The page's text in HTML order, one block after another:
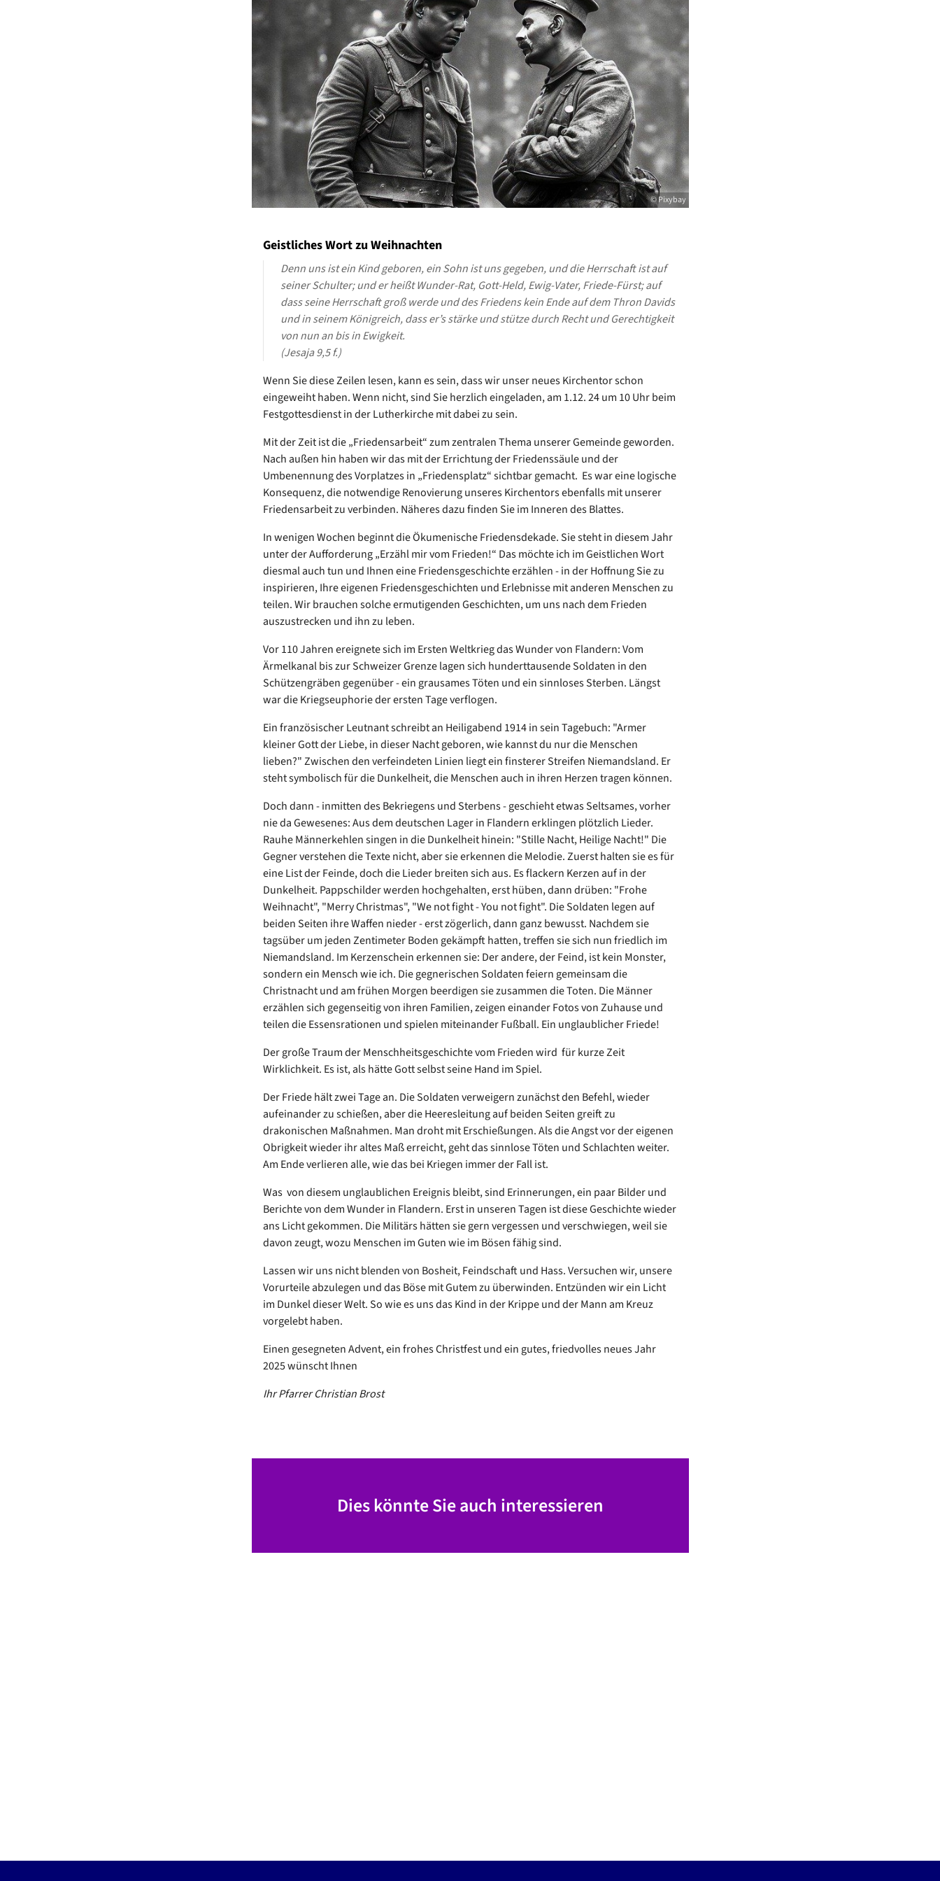
© Pixybay
Geistliches Wort zu Weihnachten
Denn uns ist ein Kind geboren, ein Sohn ist uns gegeben, und die Herrschaft ist auf
seiner Schulter; und er heißt Wunder-Rat, Gott-Held, Ewig-Vater, Friede-Fürst; auf
dass seine Herrschaft groß werde und des Friedens kein Ende auf dem Thron Davids
und in seinem Königreich, dass er’s stärke und stütze durch Recht und Gerechtigkeit
von nun an bis in Ewigkeit.
(Jesaja 9,5 f.)
Wenn Sie diese Zeilen lesen, kann es sein, dass wir unser neues Kirchentor schon
eingeweiht haben. Wenn nicht, sind Sie herzlich eingeladen, am 1.12. 24 um 10 Uhr beim
Festgottesdienst in der Lutherkirche mit dabei zu sein.
Mit der Zeit ist die „Friedensarbeit“ zum zentralen Thema unserer Gemeinde geworden.
Nach außen hin haben wir das mit der Errichtung der Friedenssäule und der
Umbenennung des Vorplatzes in „Friedensplatz“ sichtbar gemacht. Es war eine logische
Konsequenz, die notwendige Renovierung unseres Kirchentors ebenfalls mit unserer
Friedensarbeit zu verbinden. Näheres dazu finden Sie im Inneren des Blattes.
In wenigen Wochen beginnt die Ökumenische Friedensdekade. Sie steht in diesem Jahr
unter der Aufforderung „Erzähl mir vom Frieden!“ Das möchte ich im Geistlichen Wort
diesmal auch tun und Ihnen eine Friedensgeschichte erzählen - in der Hoffnung Sie zu
inspirieren, Ihre eigenen Friedensgeschichten und Erlebnisse mit anderen Menschen zu
teilen. Wir brauchen solche ermutigenden Geschichten, um uns nach dem Frieden
auszustrecken und ihn zu leben.
Vor 110 Jahren ereignete sich im Ersten Weltkrieg das Wunder von Flandern: Vom
Ärmelkanal bis zur Schweizer Grenze lagen sich hunderttausende Soldaten in den
Schützengräben gegenüber - ein grausames Töten und ein sinnloses Sterben. Längst
war die Kriegseuphorie der ersten Tage verflogen.
Ein französischer Leutnant schreibt an Heiligabend 1914 in sein Tagebuch: "Armer
kleiner Gott der Liebe, in dieser Nacht geboren, wie kannst du nur die Menschen
lieben?" Zwischen den verfeindeten Linien liegt ein finsterer Streifen Niemandsland. Er
steht symbolisch für die Dunkelheit, die Menschen auch in ihren Herzen tragen können.
Doch dann - inmitten des Bekriegens und Sterbens - geschieht etwas Seltsames, vorher
nie da Gewesenes: Aus dem deutschen Lager in Flandern erklingen plötzlich Lieder.
Rauhe Männerkehlen singen in die Dunkelheit hinein: "Stille Nacht, Heilige Nacht!" Die
Gegner verstehen die Texte nicht, aber sie erkennen die Melodie. Zuerst halten sie es für
eine List der Feinde, doch die Lieder breiten sich aus. Es flackern Kerzen auf in der
Dunkelheit. Pappschilder werden hochgehalten, erst hüben, dann drüben: "Frohe
Weihnacht", "Merry Christmas", "We not fight - You not fight". Die Soldaten legen auf
beiden Seiten ihre Waffen nieder - erst zögerlich, dann ganz bewusst. Nachdem sie
tagsüber um jeden Zentimeter Boden gekämpft hatten, treffen sie sich nun friedlich im
Niemandsland. Im Kerzenschein erkennen sie: Der andere, der Feind, ist kein Monster,
sondern ein Mensch wie ich. Die gegnerischen Soldaten feiern gemeinsam die
Christnacht und am frühen Morgen beerdigen sie zusammen die Toten. Die Männer
erzählen sich gegenseitig von ihren Familien, zeigen einander Fotos von Zuhause und
teilen die Essensrationen und spielen miteinander Fußball. Ein unglaublicher Friede!
Der große Traum der Menschheitsgeschichte vom Frieden wird für kurze Zeit
Wirklichkeit. Es ist, als hätte Gott selbst seine Hand im Spiel.
Der Friede hält zwei Tage an. Die Soldaten verweigern zunächst den Befehl, wieder
aufeinander zu schießen, aber die Heeresleitung auf beiden Seiten greift zu
drakonischen Maßnahmen. Man droht mit Erschießungen. Als die Angst vor der eigenen
Obrigkeit wieder ihr altes Maß erreicht, geht das sinnlose Töten und Schlachten weiter.
Am Ende verlieren alle, wie das bei Kriegen immer der Fall ist.
Was von diesem unglaublichen Ereignis bleibt, sind Erinnerungen, ein paar Bilder und
Berichte von dem Wunder in Flandern. Erst in unseren Tagen ist diese Geschichte wieder
ans Licht gekommen. Die Militärs hätten sie gern vergessen und verschwiegen, weil sie
davon zeugt, wozu Menschen im Guten wie im Bösen fähig sind.
Lassen wir uns nicht blenden von Bosheit, Feindschaft und Hass. Versuchen wir, unsere
Vorurteile abzulegen und das Böse mit Gutem zu überwinden. Entzünden wir ein Licht
im Dunkel dieser Welt. So wie es uns das Kind in der Krippe und der Mann am Kreuz
vorgelebt haben.
Einen gesegneten Advent, ein frohes Christfest und ein gutes, friedvolles neues Jahr
2025 wünscht Ihnen
Ihr Pfarrer Christian Brost
Dies könnte Sie auch interessieren